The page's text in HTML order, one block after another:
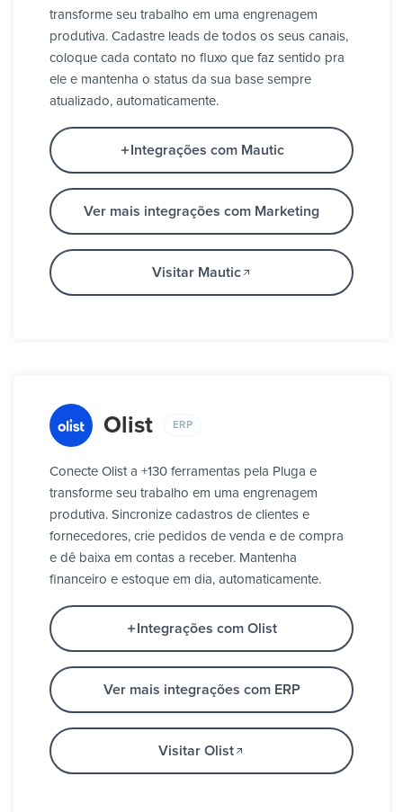
transforme seu trabalho em uma engrenagem
produtiva. Cadastre leads de todos os seus canais,
coloque cada contato no fluxo que faz sentido pra
ele e mantenha o status da sua base sempre
atualizado, automaticamente.
Integrações com Mautic
Ver mais integrações com Marketing
Visitar Mautic
Olist ERP
Conecte Olist a +130 ferramentas pela Pluga e
transforme seu trabalho em uma engrenagem
produtiva. Sincronize cadastros de clientes e
fornecedores, crie pedidos de venda e de compra
e dê baixa em contas a receber. Mantenha
financeiro e estoque em dia, automaticamente.
Integrações com Olist
Ver mais integrações com ERP
Visitar Olist